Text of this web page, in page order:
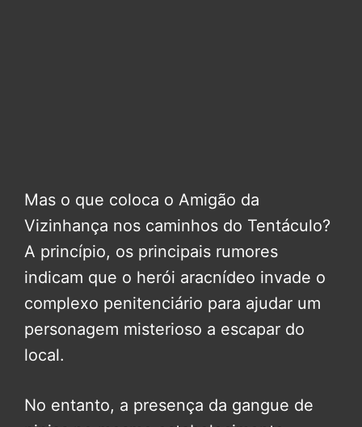
Mas o que coloca o Amigão da
Vizinhança nos caminhos do Tentáculo?
A princípio, os principais rumores
indicam que o herói aracnídeo invade o
complexo penitenciário para ajudar um
personagem misterioso a escapar do
local.
No entanto, a presença da gangue de